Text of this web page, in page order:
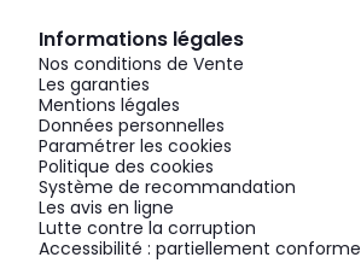
Informations légales
Nos conditions de Vente
Les garanties
Mentions légales
Données personnelles
Paramétrer les cookies
Politique des cookies
Système de recommandation
Les avis en ligne
Lutte contre la corruption
Accessibilité : partiellement conforme